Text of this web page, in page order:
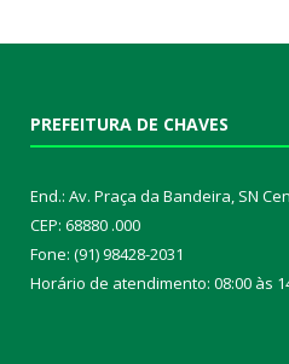
PREFEITURA DE CHAVES
End.: Av. Praça da Bandeira, SN
CEP: 68880 .000
Fone: (91) 98428-2031
Horário de atendimento: 08:00 às